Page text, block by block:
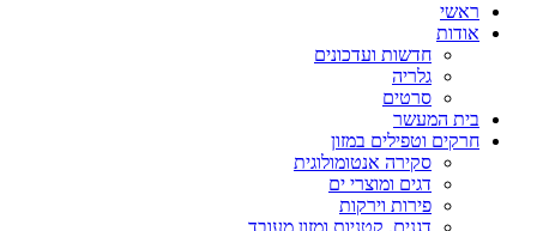
ראשי
אודות
חדשות ועדכונים
גלריה
סרטים
בית המעשר
חרקים וטפילים במזון
סקירה אנטומולוגית
דגים ומוצרי ים
פירות וירקות
דגנים, קטניות ומזון מעובד